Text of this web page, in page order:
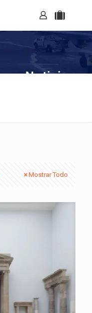
Noticias
Mostrar Todo